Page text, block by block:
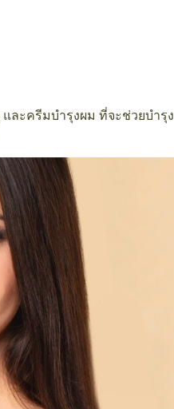
และครีมบำรุงผม ที่จะช่วยบำรุง